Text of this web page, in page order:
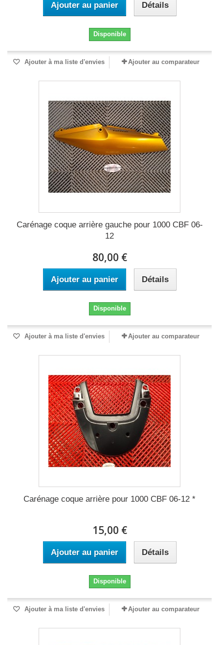
Ajouter au panier Détails
Disponible
Ajouter à ma liste d'envies Ajouter au comparateur
Carénage coque arrière gauche pour 1000 CBF 06-
12
80,00 €
Ajouter au panier Détails
Disponible
Ajouter à ma liste d'envies Ajouter au comparateur
Carénage coque arrière pour 1000 CBF 06-12 *
15,00 €
Ajouter au panier Détails
Disponible
Ajouter à ma liste d'envies Ajouter au comparateur